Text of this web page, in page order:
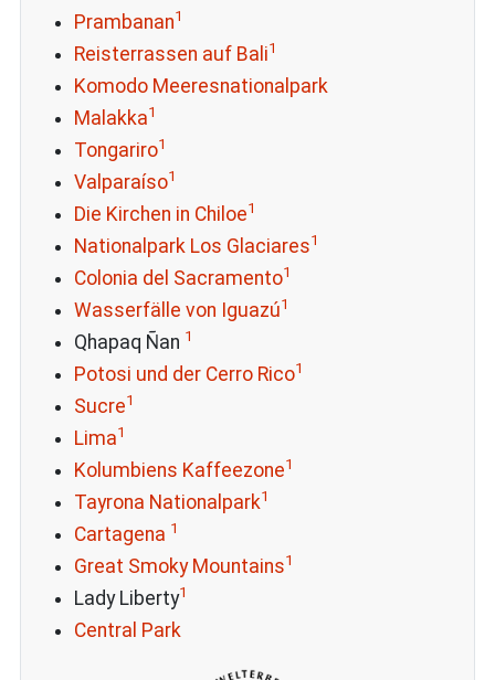
Prambanan1
Reisterrassen auf Bali1
Komodo Meeresnationalpark
Malakka1
Tongariro1
Valparaíso1
Die Kirchen in Chiloe1
Nationalpark Los Glaciares1
Colonia del Sacramento1
Wasserfälle von Iguazú1
Qhapaq Ñan 1
Potosi und der Cerro Rico1
Sucre1
Lima1
Kolumbiens Kaffeezone1
Tayrona Nationalpark1
Cartagena 1
Great Smoky Mountains1
Lady Liberty1
Central Park